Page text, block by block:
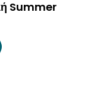
Summer